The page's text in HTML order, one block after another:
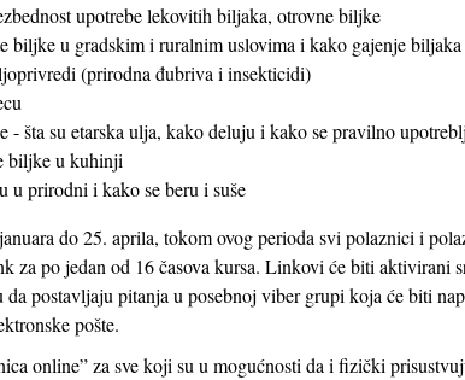
upotrebe lekovitih biljaka, otrovne biljke
biljke u gradskim i ruralnim uslovima i kako gajenje
(prirodna đubriva i insekticidi)
- šta su etarska ulja, kako deluju i kako se pravilno
biljke u kuhinji
u prirodni i kako se beru i suše
do 25. aprila, tokom ovog perioda svi polaznici i
za po jedan od 16 časova kursa. Linkovi će biti aktivirani
da postavljaju pitanja u posebnoj viber grupi koja će biti
pošte.
online” za sve koji su u mogućnosti da i fizički